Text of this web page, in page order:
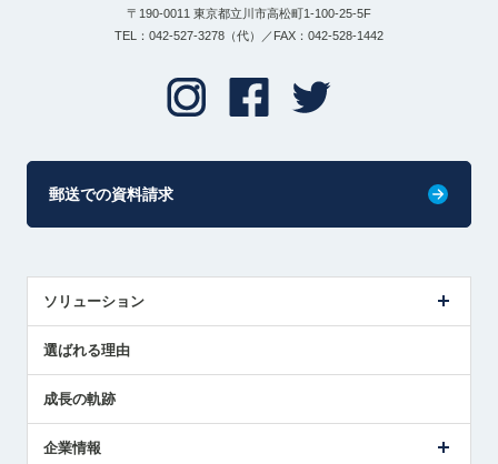
〒190-0011 東京都立川市高松町1-100-25-5F
TEL：042-527-3278（代）／FAX：042-528-1442
郵送での資料請求
ソリューション
解決策提案
選ばれる理由
成長の軌跡
企業情報